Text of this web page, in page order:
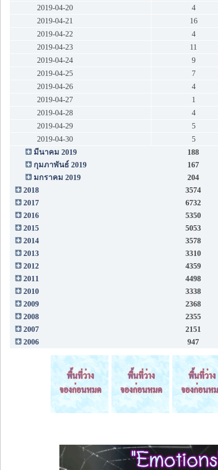
2019-04-20
4
2019-04-21
16
2019-04-22
4
2019-04-23
11
2019-04-24
9
2019-04-25
7
2019-04-26
4
2019-04-27
1
2019-04-28
4
2019-04-29
5
2019-04-30
5
มีนาคม 2019
188
กุมภาพันธ์ 2019
167
มกราคม 2019
204
2018
3574
2017
6732
2016
5350
2015
5053
2014
3578
2013
3310
2012
4359
2011
4498
2010
3338
2009
2368
2008
2355
2007
2151
2006
947